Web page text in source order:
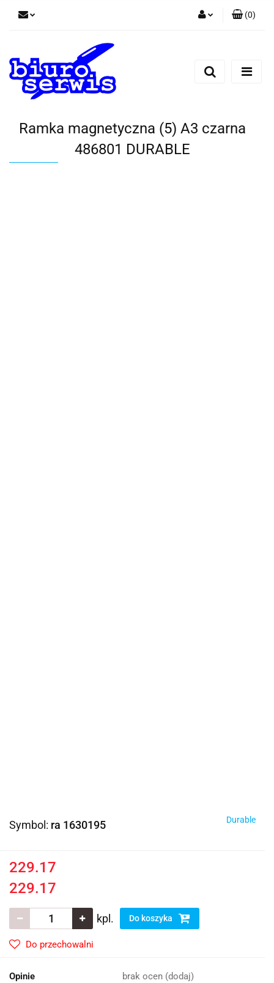
Zarejestruj się
(0)
Ramka magnetyczna (5) A3 czarna
486801 DURABLE
Symbol: ra 1630195 Durable
229.17
229.17
kpl. Do koszyka
Do przechowalni
Opinie brak ocen (dodaj)